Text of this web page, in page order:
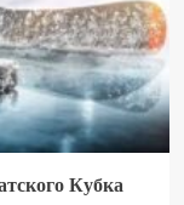
Кубка